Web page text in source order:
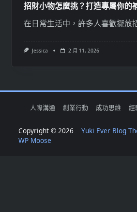
招財小物怎麼挑？打造專屬你的
在日常生活中，許多人喜歡擺放
Jessica 2 月 11, 2026
人際溝通 創業行動 成功思維 經
Copyright © 2026 Yuki Ever Blog
WP Moose